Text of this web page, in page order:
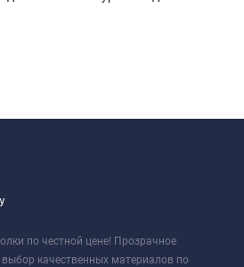
по честной цене! Прозрачное
качественных материалов по